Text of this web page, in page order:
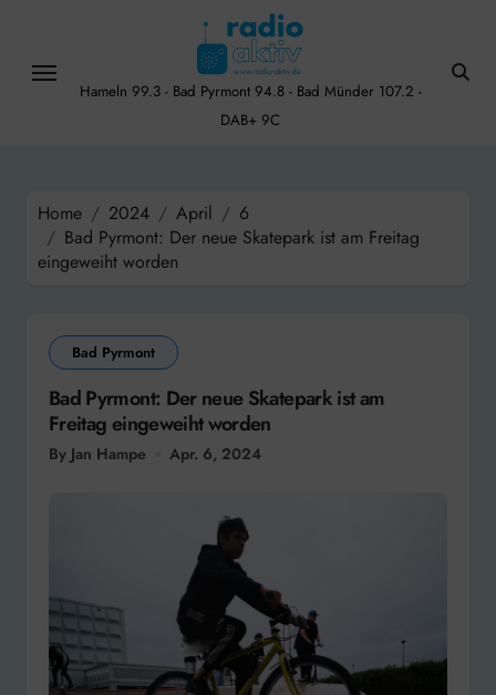
content
Hameln 99.3 - Bad Pyrmont 94.8 - Bad Münder 107.2 -
DAB+ 9C
Home 2024 April
6
Bad Pyrmont: Der neue Skatepark ist am Freitag
eingeweiht worden
Bad Pyrmont
Bad Pyrmont: Der neue Skatepark ist am
Freitag eingeweiht worden
By Jan Hampe Apr. 6, 2024